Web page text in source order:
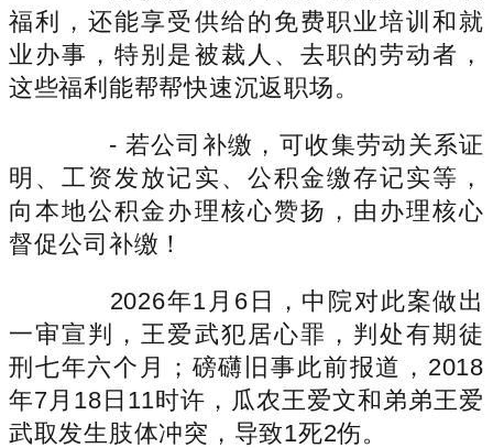
福利，还能享受供给的免费职业培训和就
业办事，特别是被裁人、去职的劳动者，
这些福利能帮帮快速沉返职场。
- 若公司补缴，可收集劳动关系证
明、工资发放记实、公积金缴存记实等，
向本地公积金办理核心赞扬，由办理核心
督促公司补缴！
2026年1月6日，中院对此案做出
一审宣判，王爱武犯居心罪，判处有期徒
刑七年六个月；磅礴旧事此前报道，2018
年7月18日11时许，瓜农王爱文和弟弟王爱
武取发生肢体冲突，导致1死2伤。